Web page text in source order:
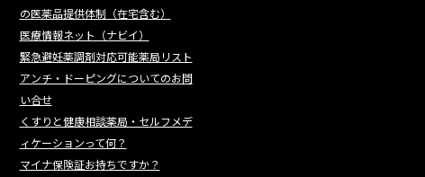
の医薬品提供体制（在宅含む）
医療情報ネット（ナビイ）
緊急避妊薬調剤対応可能薬局リスト
アンチ・ドーピングについてのお問
い合せ
くすりと健康相談薬局・セルフメデ
ィケーションって何？
マイナ保険証お持ちですか？